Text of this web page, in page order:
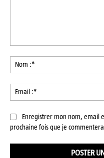
Enregistrer mon nom, email
prochaine fois que je